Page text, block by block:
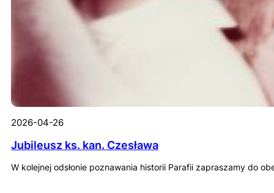
2026-04-26
Jubileusz ks. kan. Czesława
W kolejnej odsłonie poznawania historii Parafii zapraszamy do